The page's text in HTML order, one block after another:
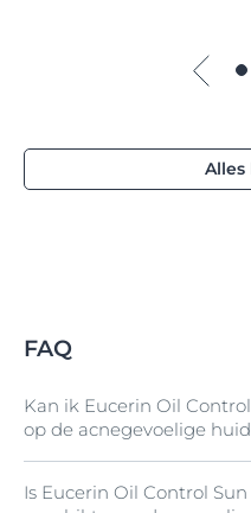
FAQ
Kan ik Eucerin Oil
op de acnegevoelige
Ja, Eucerin Oil Control
Is Eucerin Oil Control